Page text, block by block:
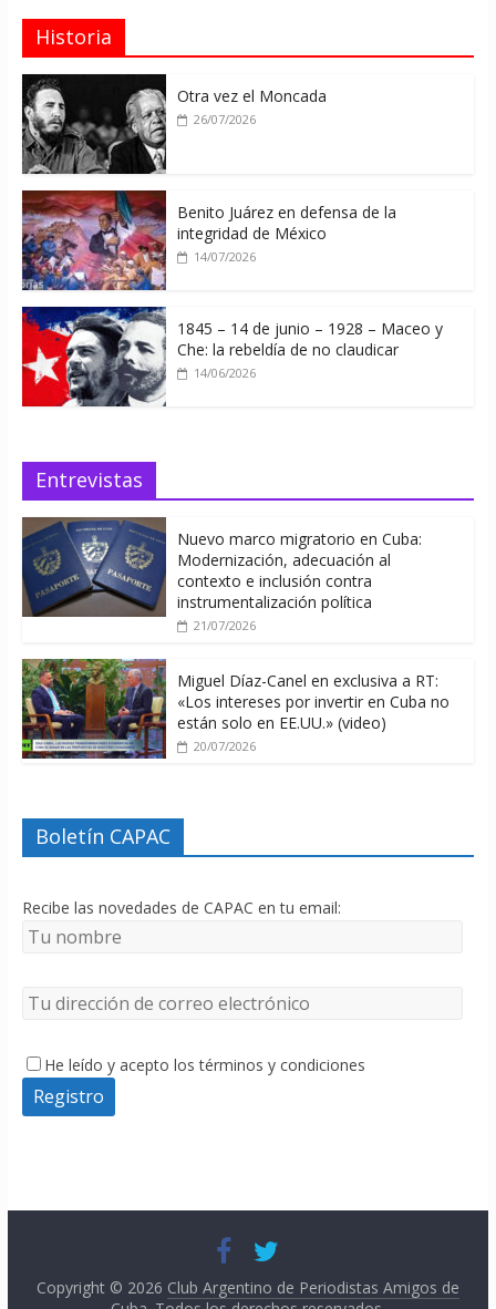
Historia
Otra vez el Moncada
26/07/2026
Benito Juárez en defensa de la
integridad de México
14/07/2026
1845 – 14 de junio – 1928 – Maceo y
Che: la rebeldía de no claudicar
14/06/2026
Entrevistas
Nuevo marco migratorio en Cuba:
Modernización, adecuación al
contexto e inclusión contra
instrumentalización política
21/07/2026
Miguel Díaz-Canel en exclusiva a RT:
«Los intereses por invertir en Cuba no
están solo en EE.UU.» (video)
20/07/2026
Boletín CAPAC
Recibe las novedades de CAPAC en tu email:
He leído y acepto los términos y condiciones
Copyright © 2026 Club Argentino de Periodistas Amigos de